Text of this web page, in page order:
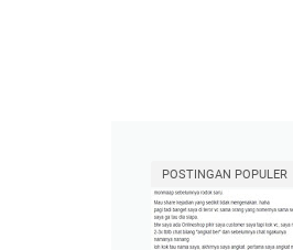
POSTINGAN POPULER